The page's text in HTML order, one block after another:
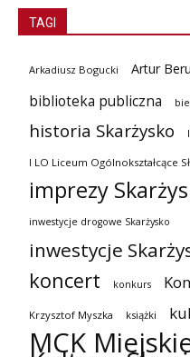
TAGI
Arkadiusz Bogucki Artur
biblioteka publiczna
historia Skarżysko
I LO Liceum Ogólnokształcące
imprezy
inwestycje drogowe Skarżysko
inwestycje
koncert konkurs
Krzysztof Myszka książki
MCK